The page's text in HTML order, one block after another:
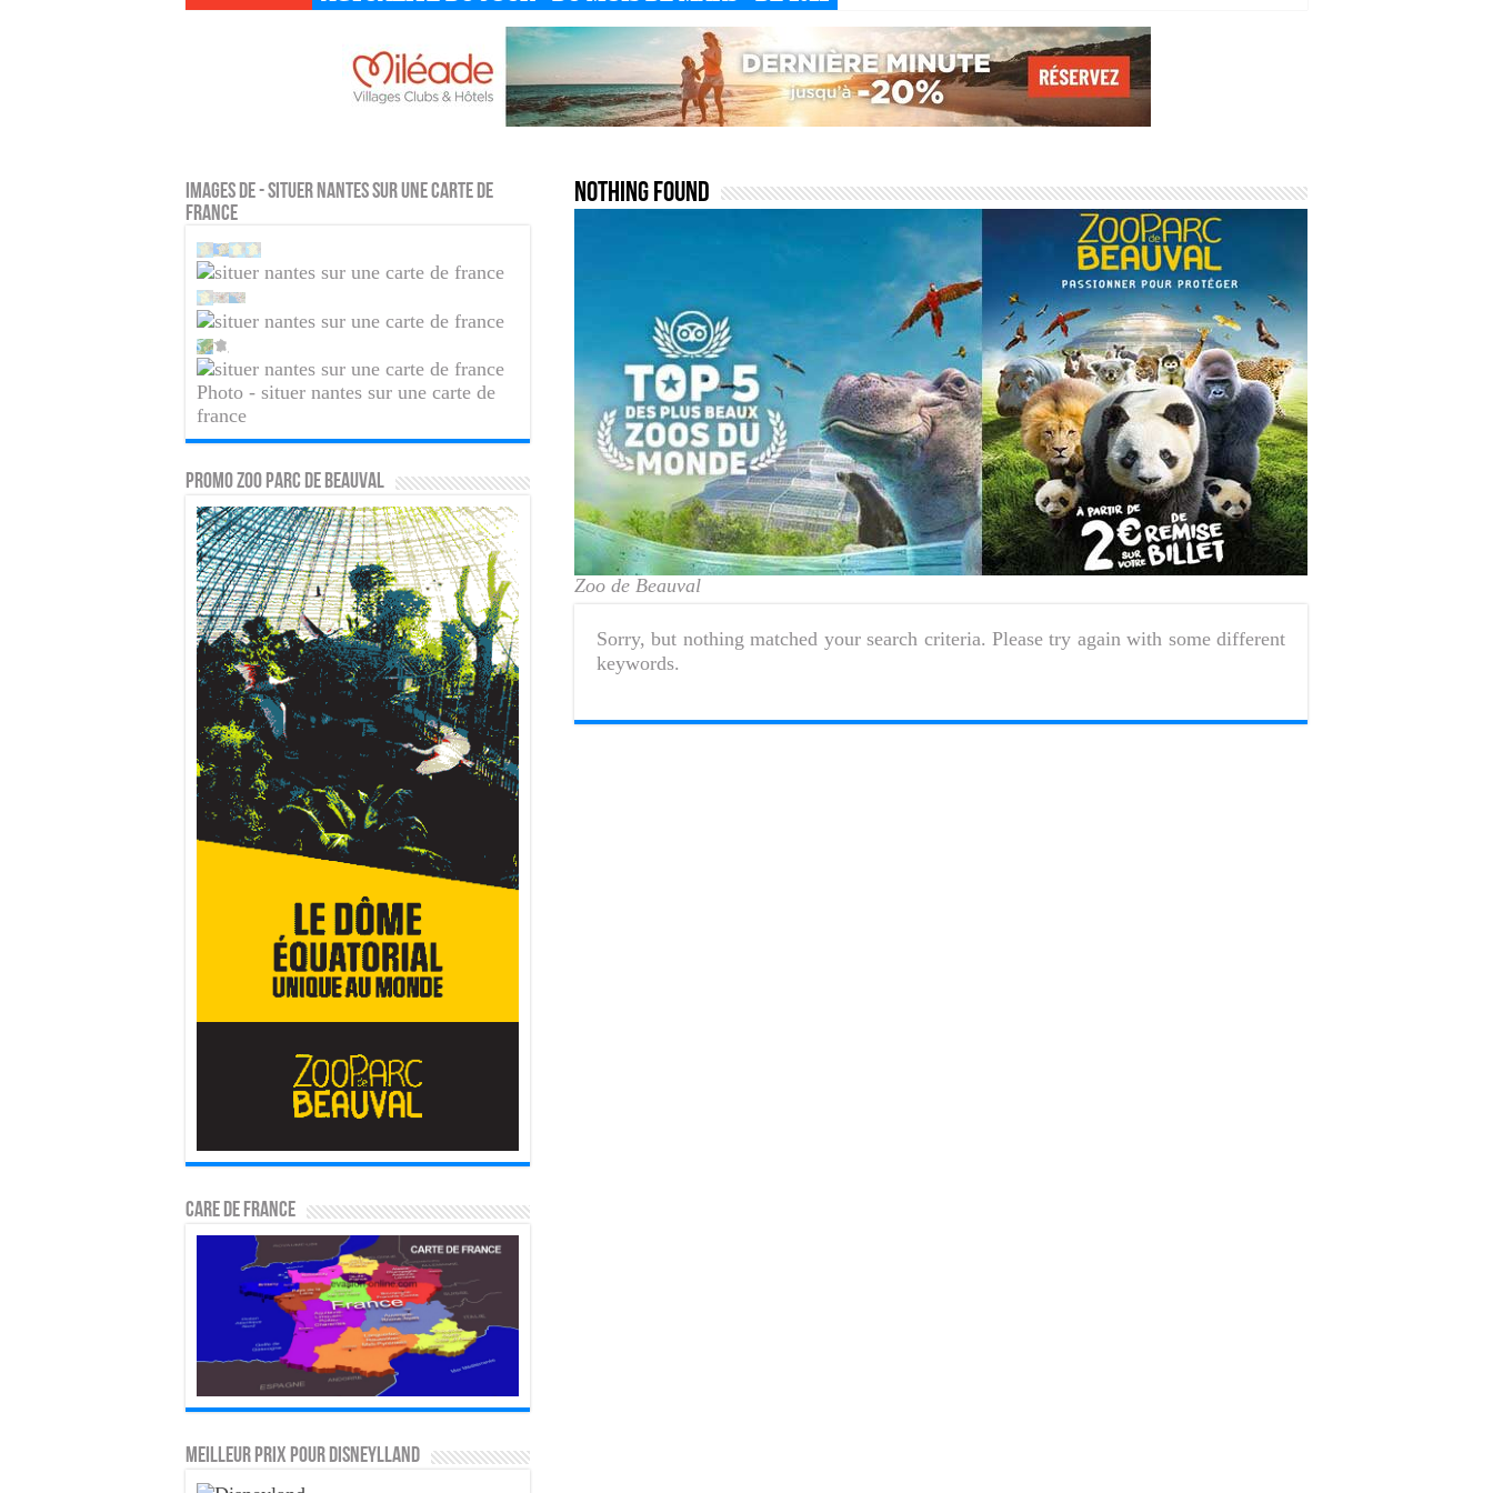
Nothing Found
Zoo de Beauval
Sorry, but nothing matched your search criteria. Please try again with some different
keywords.
Images de - situer nantes sur une carte de
france
Photo - situer nantes sur une carte de
france
PROMO ZOO PARC DE BEAUVAL
CARE DE FRANCE
MEILLEUR PRIX POUR DISNEYLLAND